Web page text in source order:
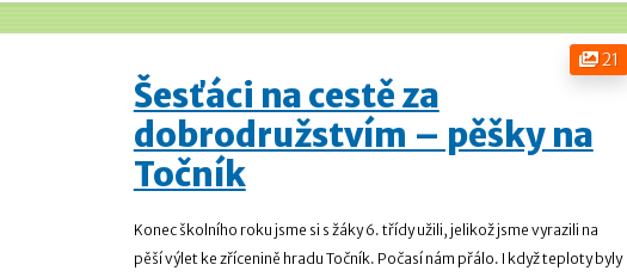
21
Šesťáci na cestě za
dobrodružstvím – pěšky na
Točník
Konec školního roku jsme si s žáky 6. třídy užili, jelikož jsme vyrazili na
pěší výlet ke zřícenině hradu Točník. Počasí nám přálo. I když teploty byly